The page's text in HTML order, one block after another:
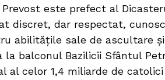
este prefect al
discret, dar respectat,
abilitățile sale de ascultare
la balconul Bazilicii Sfântul
al celor 1,4 miliarde de